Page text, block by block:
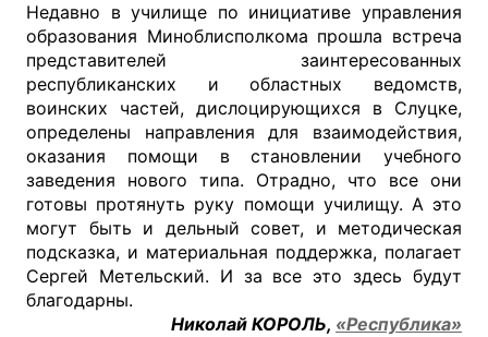
Недавно в училище по инициативе управления
образования Миноблисполкома прошла встреча
представителей заинтересованных
республиканских и областных ведомств,
воинских частей, дислоцирующихся в Слуцке,
определены направления для взаимодействия,
оказания помощи в становлении учебного
заведения нового типа. Отрадно, что все они
готовы протянуть руку помощи училищу. А это
могут быть и дельный совет, и методическая
подсказка, и материальная поддержка, полагает
Сергей Метельский. И за все это здесь будут
благодарны.
Николай КОРОЛЬ, «Республика»